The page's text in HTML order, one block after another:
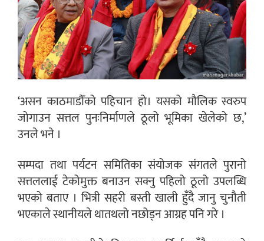
‘असन काठमाडौँको पहिचान हो। यसको मौलिक स्वरुप
जोगाउन सत्तल पुनःनिर्माणले ठूलो भूमिका खेलेको छ,’
उनले भने ।
सम्पदा तथा पर्यटन समितिका संयोजक संगतले पुरानो
सत्तललाई टेकोमुक्त बनाउन सक्नु पहिलो ठूलो उपलब्धि
भएको बताए । भित्री सहरी बस्ती खाली हुँदै जानु चुनौती
भएकाले स्थानीयले थातथलो नछोड्न आग्रह पनि गरे ।